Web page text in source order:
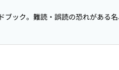
ブック。難読・誤読の恐れがある